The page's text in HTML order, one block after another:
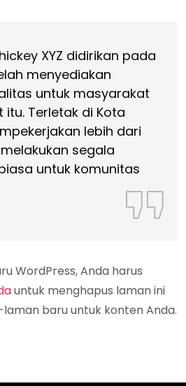
XYZ didirikan pada
menyediakan
untuk masyarakat
Terletak di Kota
lebih dari
segala
untuk komunitas
WordPress, Anda harus
untuk menghapus laman ini
baru untuk konten Anda.